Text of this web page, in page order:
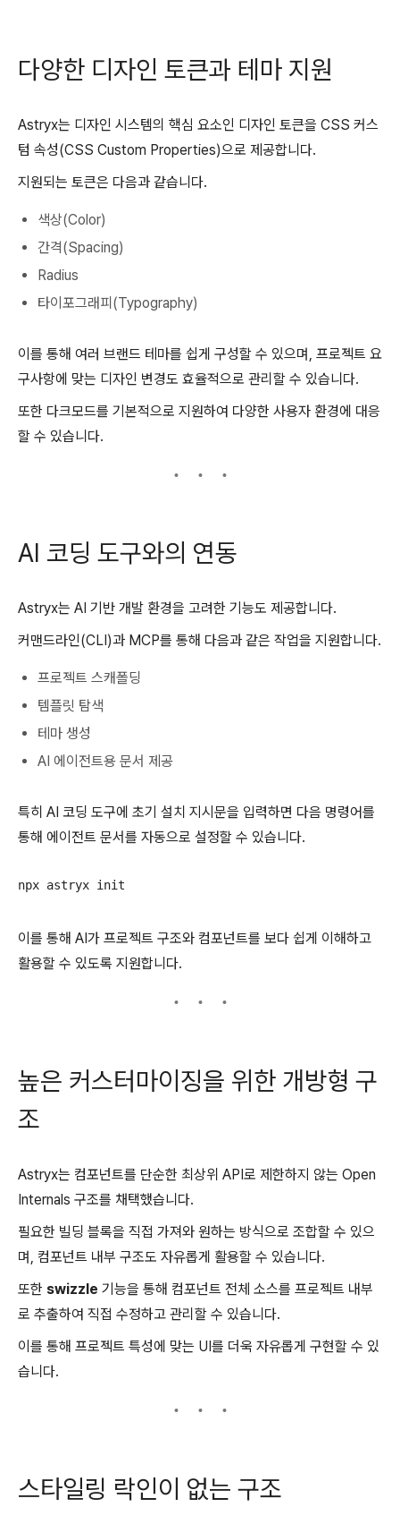
다양한 디자인 토큰과 테마 지원
Astryx는 디자인 시스템의 핵심 요소인 디자인 토큰을 CSS 커스
텀 속성(CSS Custom Properties)으로 제공합니다.
지원되는 토큰은 다음과 같습니다.
색상(Color)
간격(Spacing)
Radius
타이포그래피(Typography)
이를 통해 여러 브랜드 테마를 쉽게 구성할 수 있으며, 프로젝트 요
구사항에 맞는 디자인 변경도 효율적으로 관리할 수 있습니다.
또한 다크모드를 기본적으로 지원하여 다양한 사용자 환경에 대응
할 수 있습니다.
AI 코딩 도구와의 연동
Astryx는 AI 기반 개발 환경을 고려한 기능도 제공합니다.
커맨드라인(CLI)과 MCP를 통해 다음과 같은 작업을 지원합니다.
프로젝트 스캐폴딩
템플릿 탐색
테마 생성
AI 에이전트용 문서 제공
특히 AI 코딩 도구에 초기 설치 지시문을 입력하면 다음 명령어를
통해 에이전트 문서를 자동으로 설정할 수 있습니다.
이를 통해 AI가 프로젝트 구조와 컴포넌트를 보다 쉽게 이해하고
활용할 수 있도록 지원합니다.
높은 커스터마이징을 위한 개방형 구
조
Astryx는 컴포넌트를 단순한 최상위 API로 제한하지 않는 Open
Internals 구조를 채택했습니다.
필요한 빌딩 블록을 직접 가져와 원하는 방식으로 조합할 수 있으
며, 컴포넌트 내부 구조도 자유롭게 활용할 수 있습니다.
또한 swizzle 기능을 통해 컴포넌트 전체 소스를 프로젝트 내부
로 추출하여 직접 수정하고 관리할 수 있습니다.
이를 통해 프로젝트 특성에 맞는 UI를 더욱 자유롭게 구현할 수 있
습니다.
스타일링 락인이 없는 구조